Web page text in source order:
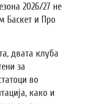
2026/27 не
Баскет и Про
двата клуба
за
во
како и